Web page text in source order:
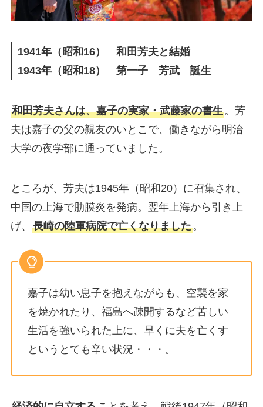
1941年（昭和16） 和田芳夫と結婚
1943年（昭和18） 第一子 芳武 誕生
和田芳夫さんは、嘉子の実家・武藤家の書生。芳
夫は嘉子の父の親友のいとこで、働きながら明治
大学の夜学部に通っていました。
ところが、芳夫は1945年（昭和20）に召集され、
中国の上海で肋膜炎を発病。翌年上海から引き上
げ、 長崎の陸軍病院で亡くなりました。
嘉子は幼い息子を抱えながらも、空襲を家
を焼かれたり、福島へ疎開するなど苦しい
生活を強いられた上に、早くに夫を亡くす
というとても辛い状況・・・。